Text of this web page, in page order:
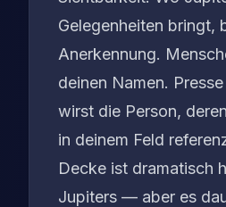
Gelegenheiten bringt,
Anerkennung.
deinen Namen.
wirst die Person,
in deinem Feld
Decke ist dramatisch
Jupiters — aber es